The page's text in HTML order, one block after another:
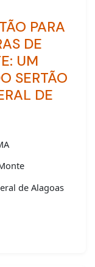
PARA
DE
UM
SERTÃO
DE
de Alagoas